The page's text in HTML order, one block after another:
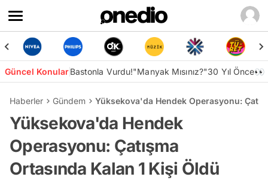
Güncel KonularBastonla Vurdu!"Manyak Mısınız?"30 Yıl Önce👀
Haberler Gündem Yüksekova'da Hendek Operasyonu:
Yüksekova'da Hendek
Operasyonu: Çatışma
Ortasında Kalan 1 Kişi Öldü